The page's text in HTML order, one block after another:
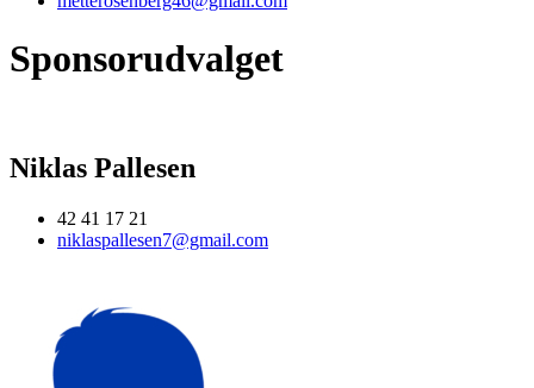
Sponsorudvalget
Niklas Pallesen
42 41 17 21
niklaspallesen7@gmail.com